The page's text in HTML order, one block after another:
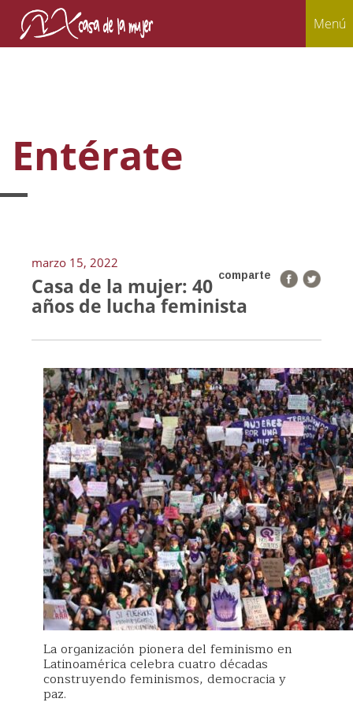
Menú
Entérate
marzo 15, 2022
comparte
Casa de la mujer: 40
años de lucha feminista
La organización pionera del feminismo en
Latinoamérica celebra cuatro décadas
construyendo feminismos, democracia y
paz.